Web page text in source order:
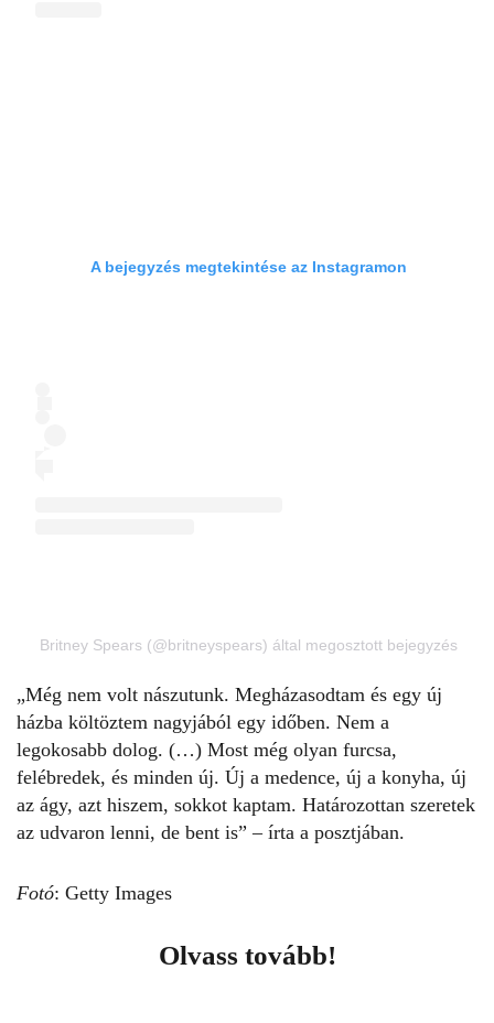
A bejegyzés megtekintése az Instagramon
Britney Spears (@britneyspears) által megosztott bejegyzés
„Még nem volt nászutunk. Megházasodtam és egy új
házba költöztem nagyjából egy időben. Nem a
legokosabb dolog. (…) Most még olyan furcsa,
felébredek, és minden új. Új a medence, új a konyha, új
az ágy, azt hiszem, sokkot kaptam. Határozottan szeretek
az udvaron lenni, de bent is” – írta a posztjában.
Fotó: Getty Images
Olvass tovább!